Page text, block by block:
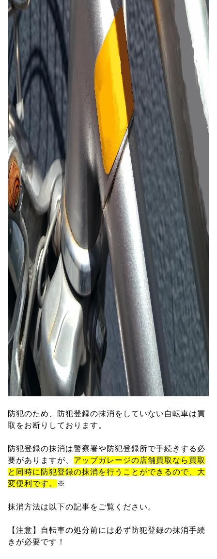
防犯のため、防犯登録の抹消をしていない自転車は買
取をお断りしております。
防犯登録の抹消は警察署や防犯登録所で手続きする必
要がありますが、 アップガレージの店舗買取なら買取
と同時に防犯登録の抹消を行うことができるので、大
変便利です。
※
抹消方法は以下の記事をご覧ください。
【注意】自転車の処分前には必ず防犯登録の抹消手続
きが必要です！